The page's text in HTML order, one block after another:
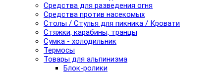
Средства для разведения огня
Средства против насекомых
Столы / Стулья для пикника / Кровати
Стяжки, карабины, транцы
Сумка - холодильник
Термосы
Товары для альпинизма
Блок-ролики